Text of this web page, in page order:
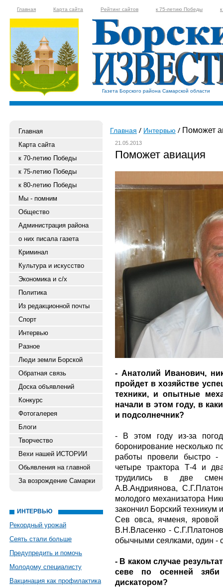
Главная Карта сайта Рейтинг сайтов к 75-летию Победы
Газета Борского района Самарской области
Главная
Карта сайта
к 70-летию Победы
к 75-летию Победы
к 80-летию Победы
Мы - помним
Общество
Администрация района
о них писала газета
Криминал
Культура и искусство
Экономика и с/х
Политика
Из редакционной почты
Спорт
Интервью
Разное
Люди земли Борской
Обратная связь
Доска объявлений
Конкурс
Фотогалерея
Блоги
Творчество
Вехи нашей ИСТОРИИ
Обьявления на главной
За возрождение Самарки
ИНТЕРВЬЮ
Рекордный урожай
Сеять стали больше
Предупредить и помочь
Молодому специалисту
Вакцинация как профилактика
Главная Интервью Поможет
21.05.2013
Поможет авиация
- Анатолий Иванович,
пройдет в хозяйстве
техники, и опытные
начали в этом году, в
и подсолнечник?
- В этом году из-за
боронирование несколько
работы провели быстро -
четыре трактора Т-4 и
трудились в две
А.В.Андриянова,
молодого механизатора
закончил Борский техникум
Сев овса, ячменя,
В.Н.Власенко -
обычными сеялками, один -
- В каком случае
севе по осенней
дискатором?